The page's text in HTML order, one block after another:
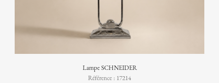
Lampe SCHNEIDER
Référence : 17214